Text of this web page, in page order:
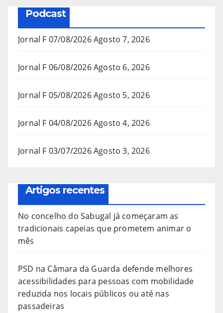
Podcast
Jornal F 07/08/2026Agosto 7, 2026
Jornal F 06/08/2026Agosto 6, 2026
Jornal F 05/08/2026Agosto 5, 2026
Jornal F 04/08/2026Agosto 4, 2026
Jornal F 03/07/2026Agosto 3, 2026
Artigos recentes
No concelho do Sabugal já começaram as
tradicionais capeias que prometem animar o
mês
PSD na Câmara da Guarda defende melhores
acessibilidades para pessoas com mobilidade
reduzida nos locais públicos ou até nas
passadeiras